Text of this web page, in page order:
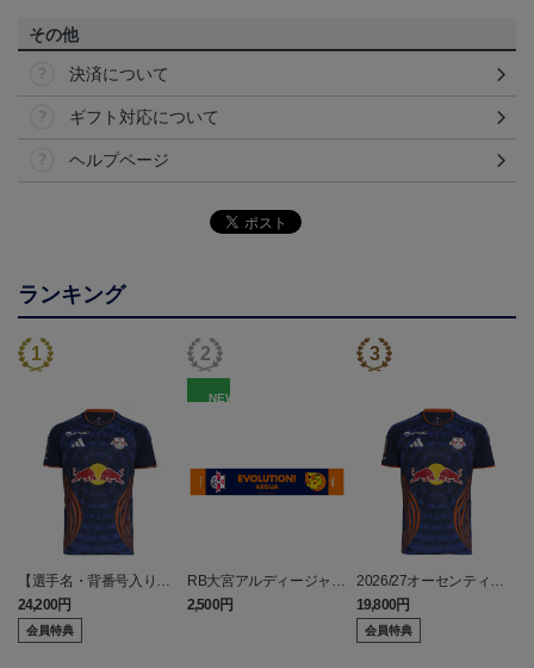
その他
決済について
ギフト対応について
ヘルプページ
ランキング
【選手名・背番号入り】
2026/27オーセンティッ
クユニフォーム（フィー
ルド1st）
24,200円
会員特典
NEW
RB大宮アルディージャ
ピカチュウ タオルマフラ
ー
2,500円
2026/27オーセンティッ
クユニフォーム（フィー
ルド1st）
19,800円
会員特典